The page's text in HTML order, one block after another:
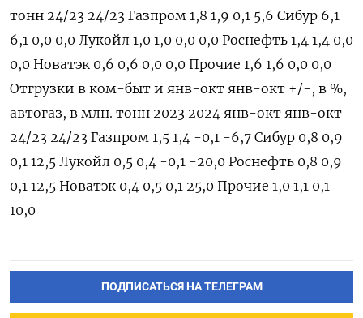
тонн 24/23 24/23 Газпром 1,8 1,9 0,1 5,6 Сибур 6,1
6,1 0,0 0,0 Лукойл 1,0 1,0 0,0 0,0 Роснефть 1,4 1,4 0,0
0,0 Новатэк 0,6 0,6 0,0 0,0 Прочие 1,6 1,6 0,0 0,0
Отгрузки в ком-быт и янв-окт янв-окт +/-, в %,
автогаз, в млн. тонн 2023 2024 янв-окт янв-окт
24/23 24/23 Газпром 1,5 1,4 -0,1 -6,7 Сибур 0,8 0,9
0,1 12,5 Лукойл 0,5 0,4 -0,1 -20,0 Роснефть 0,8 0,9
0,1 12,5 Новатэк 0,4 0,5 0,1 25,0 Прочие 1,0 1,1 0,1
10,0
ПОДПИСАТЬСЯ НА ТЕЛЕГРАМ